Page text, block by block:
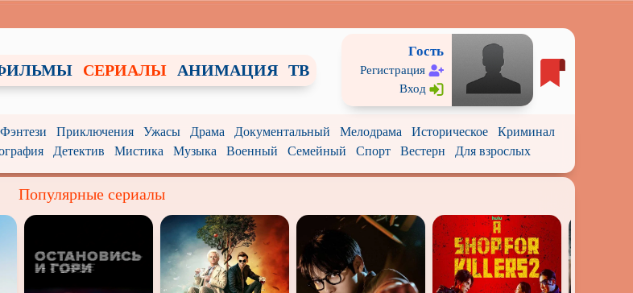
СЕРИАЛЫ АНИМАЦИЯ ТВ
Гость
Регистрация
Вход
Фэнтези Приключения Ужасы Драма Документальный Мелодрама Историческое
Криминал
Детектив Мистика Музыка Военный Семейный Спорт Вестерн Для взрослых
Популярные сериалы